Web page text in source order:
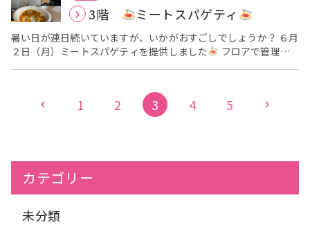
3階 ミートスパゲティ
暑い日が連日続いていますが、いかがおすごしでしょうか？ ６月
２日（月）ミートスパゲティを提供しました
フロアで管理栄
ピードも普段の食事より早かったです
られて満足そうです
では今日はこの辺りで… 次回は４階でミ
ートスパゲティを提供します！ アーバンケア稲田栄養課 高倉
chevron_left 1 2 3 4 5 chevron_right
カテゴリー
未分類